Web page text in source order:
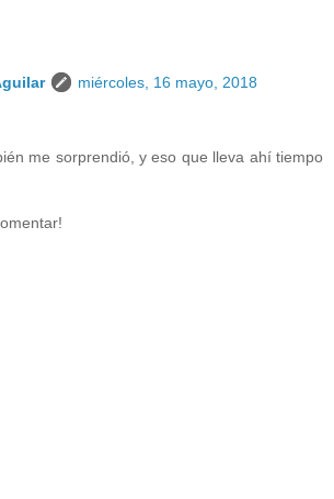
miércoles, 16 mayo, 2018
me sorprendió, y eso que lleva ahí tiempo